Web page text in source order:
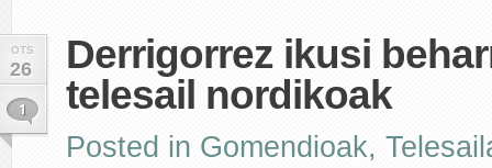
OTS
26
1
Derrigorrez ikusi
telesail nordikoak
Posted in Gomendioak,